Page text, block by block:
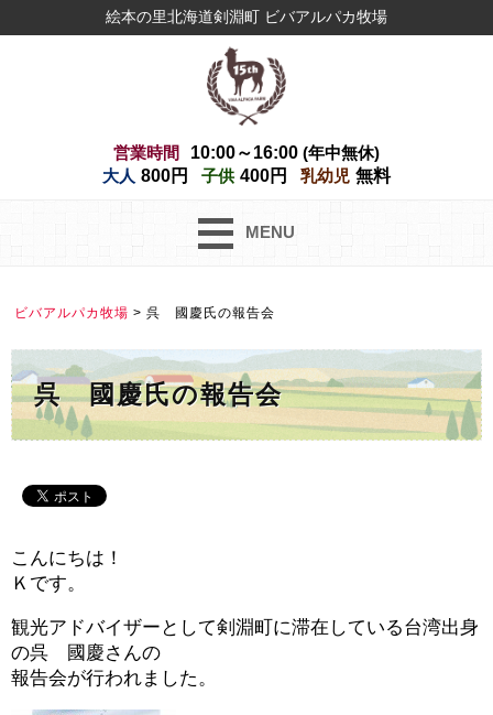
絵本の里北海道剣淵町 ビバアルパカ牧場
営業時間 10:00～16:00 (年中無休)
大人 800円 子供 400円 乳幼児 無料
MENU
ビバアルパカ牧場 > 呉 國慶氏の報告会
呉 國慶氏の報告会
こんにちは！
Ｋです。
観光アドバイザーとして剣淵町に滞在している台湾出身
の呉 國慶さんの
報告会が行われました。